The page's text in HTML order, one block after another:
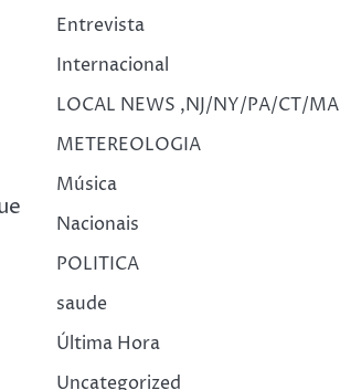
Entrevista
Internacional
LOCAL NEWS ,NJ/NY/PA/CT/MA
METEREOLOGIA
Música
Nacionais
POLITICA
saude
Última Hora
Uncategorized